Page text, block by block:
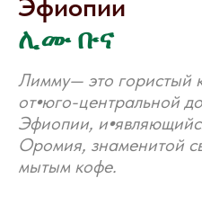
ሊሙ ቡና
Лимму— это гористый
от⦁юго-центральной
Эфиопии,
Оромия, знаменитой
мытым кофе.